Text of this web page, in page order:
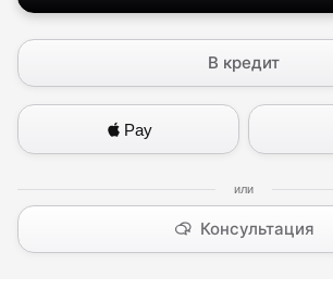
В кредит
Pay
Консультация